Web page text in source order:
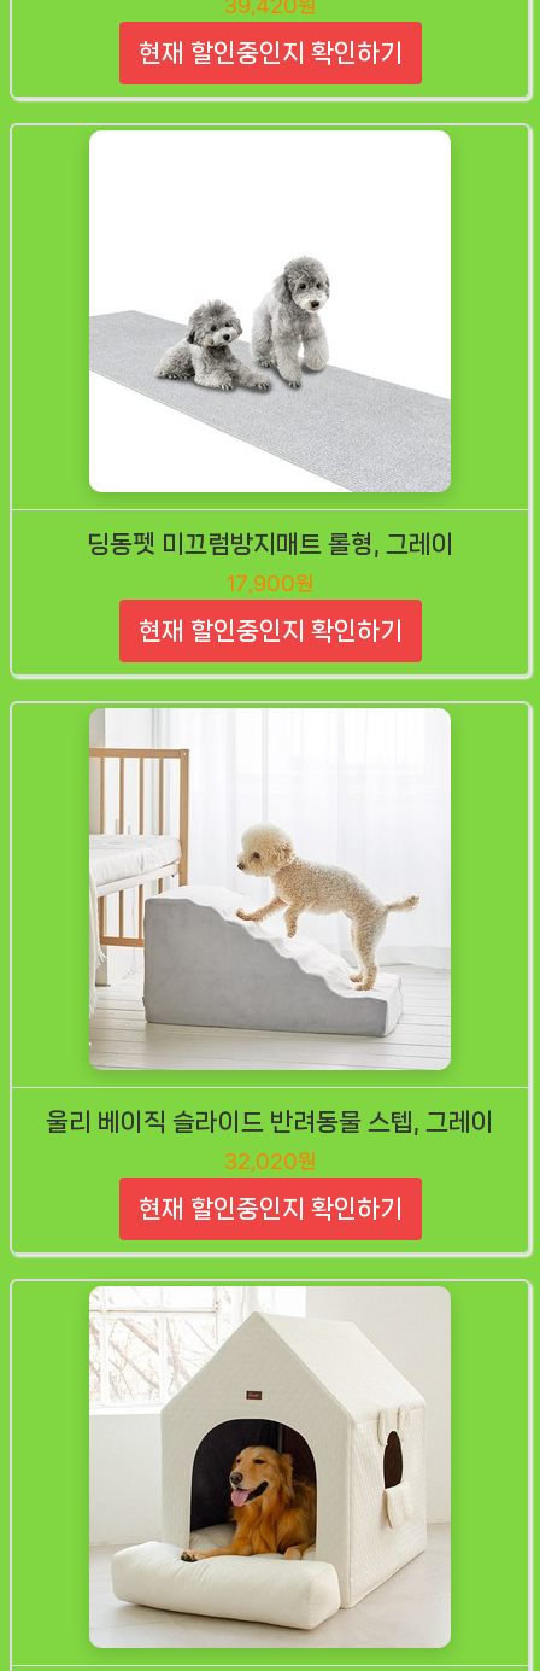
39,420원
현재 할인중인지 확인하기
딩동펫 미끄럼방지매트 롤형, 그레이
17,900원
현재 할인중인지 확인하기
울리 베이직 슬라이드 반려동물 스텝, 그레이
32,020원
현재 할인중인지 확인하기